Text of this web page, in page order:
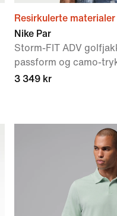
Resirkulerte materialer
Nike Par
Storm-FIT ADV
passform og camo-
3 349 kr